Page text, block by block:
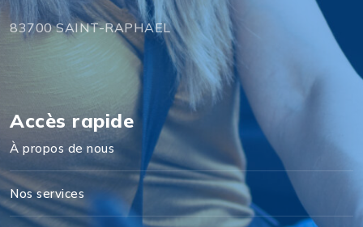
83700 SAINT-RAPHAEL
Accès rapide
À propos de nous
Nos services